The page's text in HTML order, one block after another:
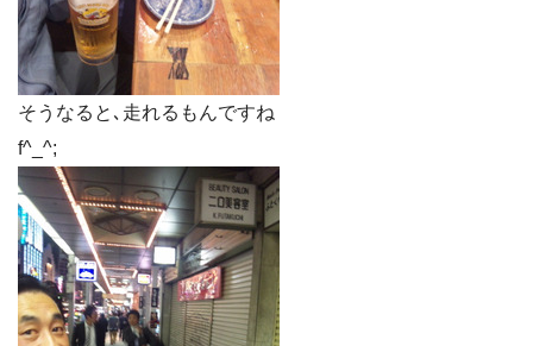
そうなると､走れるもんですね
f^_^;